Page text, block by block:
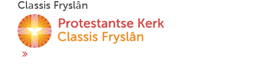
Classis Fryslân